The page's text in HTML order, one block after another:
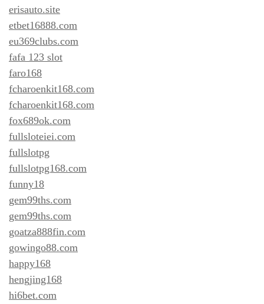
erisauto.site
etbet16888.com
eu369clubs.com
fafa 123 slot
faro168
fcharoenkit168.com
fcharoenkit168.com
fox689ok.com
fullsloteiei.com
fullslotpg
fullslotpg168.com
funny18
gem99ths.com
gem99ths.com
goatza888fin.com
gowingo88.com
happy168
hengjing168
hi6bet.com